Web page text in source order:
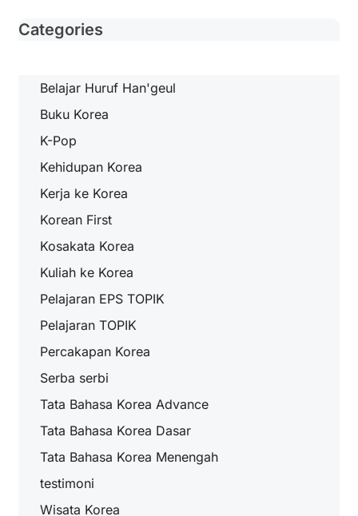
Categories
Belajar Huruf Han'geul
Buku Korea
K-Pop
Kehidupan Korea
Kerja ke Korea
Korean First
Kosakata Korea
Kuliah ke Korea
Pelajaran EPS TOPIK
Pelajaran TOPIK
Percakapan Korea
Serba serbi
Tata Bahasa Korea Advance
Tata Bahasa Korea Dasar
Tata Bahasa Korea Menengah
testimoni
Wisata Korea